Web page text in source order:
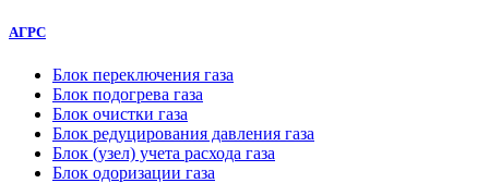
АГРС
Блок переключения газа
Блок подогрева газа
Блок очистки газа
Блок редуцирования давления газа
Блок (узел) учета расхода газа
Блок одоризации газа